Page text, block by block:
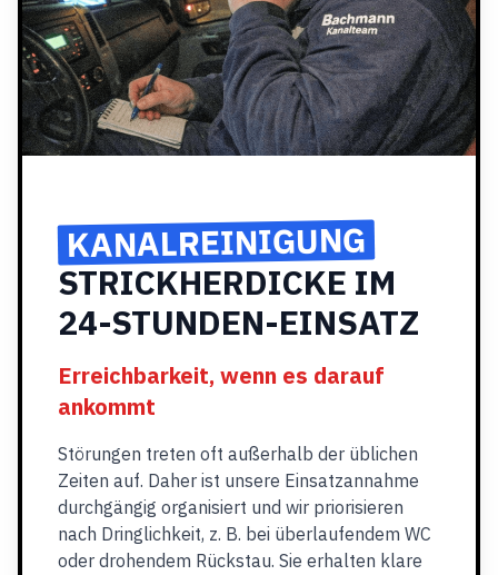
KANALREINIGUNG
STRICKHERDICKE IM
24-STUNDEN-EINSATZ
Erreichbarkeit, wenn es darauf
ankommt
Störungen treten oft außerhalb der üblichen
Zeiten auf. Daher ist unsere Einsatzannahme
durchgängig organisiert und wir priorisieren
nach Dringlichkeit, z. B. bei überlaufendem WC
oder drohendem Rückstau. Sie erhalten klare